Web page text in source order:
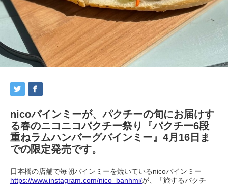
nicoバインミーが、パクチーの旬にお届けす
る春のニコニコパクチー祭り『パクチー6段
重ねラムハンバーグバインミー』4月16日ま
での限定発売です。
日本橋の店舗で毎朝バインミーを焼いているnicoバインミー
https://www.instagram.com/nico_banhmi/が、「旅するパクチ